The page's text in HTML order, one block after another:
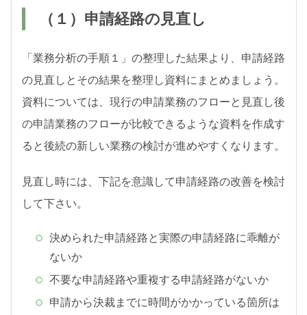
（１）申請経路の見直し
「業務分析の手順１」の整理した結果より、申請経路
の見直しとその結果を整理し資料にまとめましょう。
資料については、現行の申請業務のフローと見直し後
の申請業務のフローが比較できるような資料を作成す
ると後続の新しい業務の検討が進めやすくなります。
見直し時には、下記を意識して申請経路の改善を検討
して下さい。
決められた申請経路と実際の申請経路に乖離が
ないか
不要な申請経路や重複する申請経路がないか
申請から決裁までに時間がかかっている箇所は